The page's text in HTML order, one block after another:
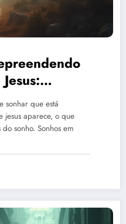
sonhar que está
jesus aparece, o que
sonho. Sonhos em